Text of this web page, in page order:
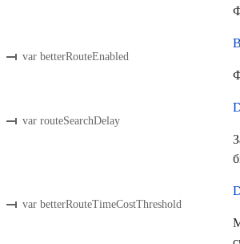
var betterRouteEnabled
var routeSearchDelay
var betterRouteTimeCostThreshold